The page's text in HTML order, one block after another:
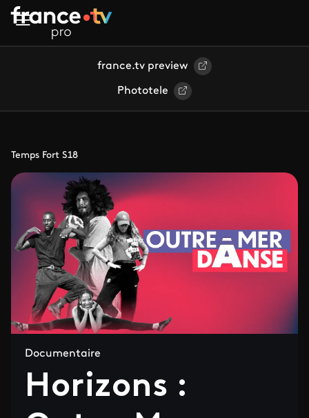
Aller au contenu principal
france.tv preview
Phototele
Temps Fort S18
Documentaire
Horizons :